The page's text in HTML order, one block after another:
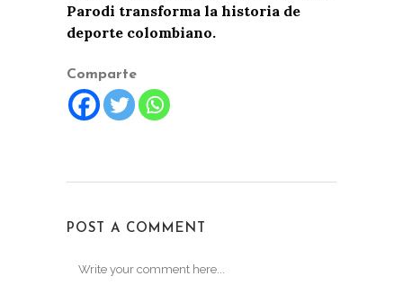
Parodi transforma la historia de
deporte colombiano.
Comparte
POST A COMMENT